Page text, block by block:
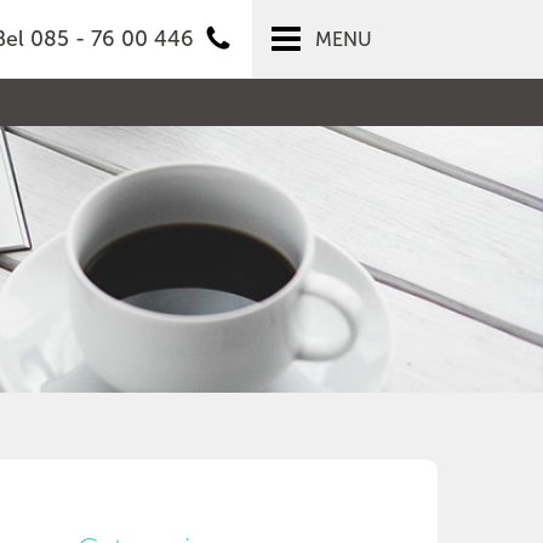
085 - 76 00 446 MENU